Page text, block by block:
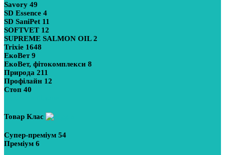
Savory 49
SD Essence 4
SD SaniPet 11
SOFTVET 12
SUPREME SALMON OIL2
Trixie 1648
ЕкоВет9
ЕкоВет, фітокомплекси 8
Природа 211
Профілайн 12
Стоп 40
Товар Клас
Супер-преміум 54
Преміум 6